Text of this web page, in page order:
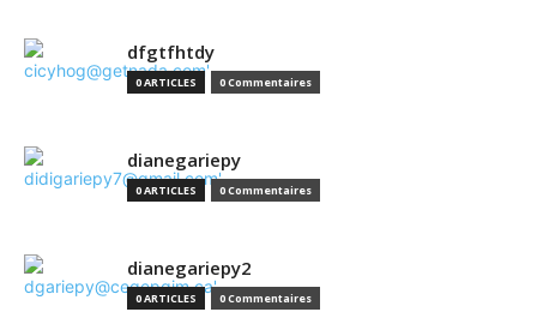
dfgtfhtdy
0 ARTICLES 0 Commentaires
dianegariepy
0 ARTICLES 0 Commentaires
dianegariepy2
0 ARTICLES 0 Commentaires